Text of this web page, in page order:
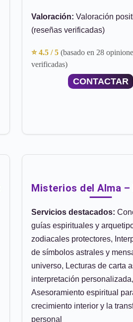
Valoración: Valoración
(reseñas verificadas)
⭐ 4.5 / 5 (basado en 28
verificadas)
CONTACTAR
Misterios del Alma –
Servicios destacados:
guías espirituales y
zodiacales protectores,
de símbolos astrales y
universo, Lecturas de carta
interpretación personalizada,
Asesoramiento espiritual
crecimiento interior y la
personal